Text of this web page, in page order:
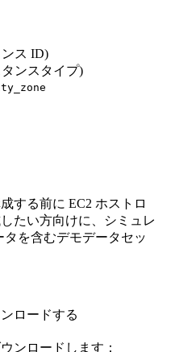
ス ID)
ンスタイプ)
する前に EC2 ホストロ
たい方向けに、シミュレ
を含むデモデータセッ
ロードする
ンロードします：